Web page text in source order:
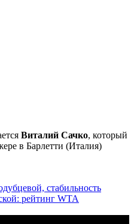
Виталий Сачко, который
в Барлетти (Италия)
стабильность
рейтинг WTA